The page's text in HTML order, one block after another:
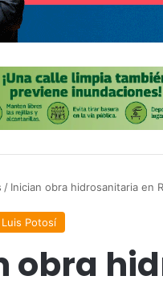
/ Inician obra hidrosanitaria en
Luis Potosí
obra